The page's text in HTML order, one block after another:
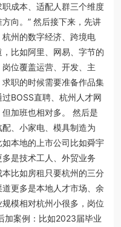
成本、适配人群三个维度
向。” 然后接下来，先讲
州的数字经济、跨境电
比如阿里、网易、字节的
位覆盖运营、开发、主
职的时候需要准备作品集
BOSS直聘、杭州人才网
加班也相对多。 然后是
、小家电、模具制造为
本地的上市公司比如舜宇
是技术工人、外贸业务
比如房租只要杭州的三分
更多是本地人才市场、余
模相对杭州小很多，岗位
加案例：比如2023届毕业